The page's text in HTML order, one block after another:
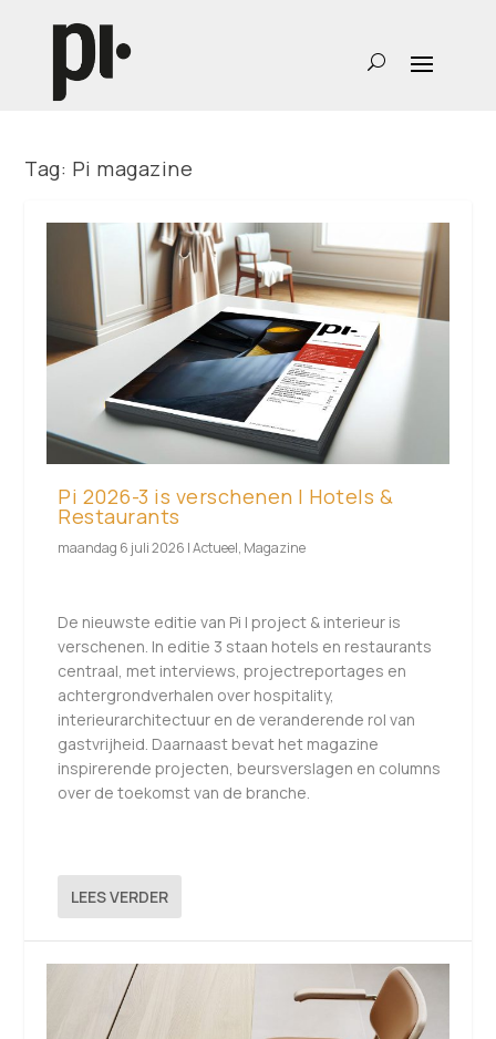
Tag: Pi magazine
Pi 2026-3 is verschenen | Hotels &
Restaurants
maandag 6 juli 2026 |Actueel, Magazine
De nieuwste editie van Pi | project & interieur is
verschenen. In editie 3 staan hotels en restaurants
centraal, met interviews, projectreportages en
achtergrondverhalen over hospitality,
interieurarchitectuur en de veranderende rol van
gastvrijheid. Daarnaast bevat het magazine
inspirerende projecten, beursverslagen en columns
over de toekomst van de branche.
LEES VERDER